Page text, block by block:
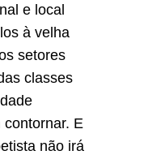
e local
à velha
setores
classes
E
não irá